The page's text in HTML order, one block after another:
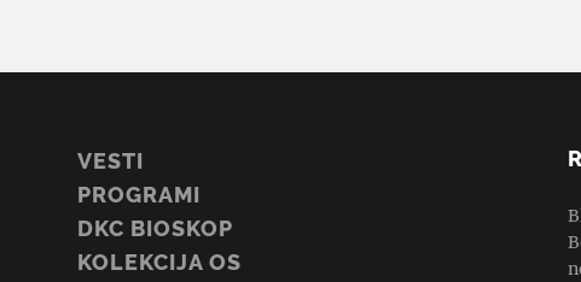
VESTI
PROGRAMI
DKC BIOSKOP
KOLEKCIJA OS